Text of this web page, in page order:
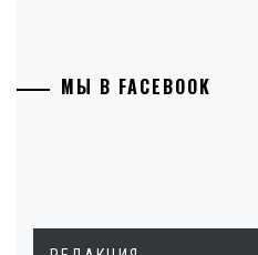
МЫ В FACEBOOK